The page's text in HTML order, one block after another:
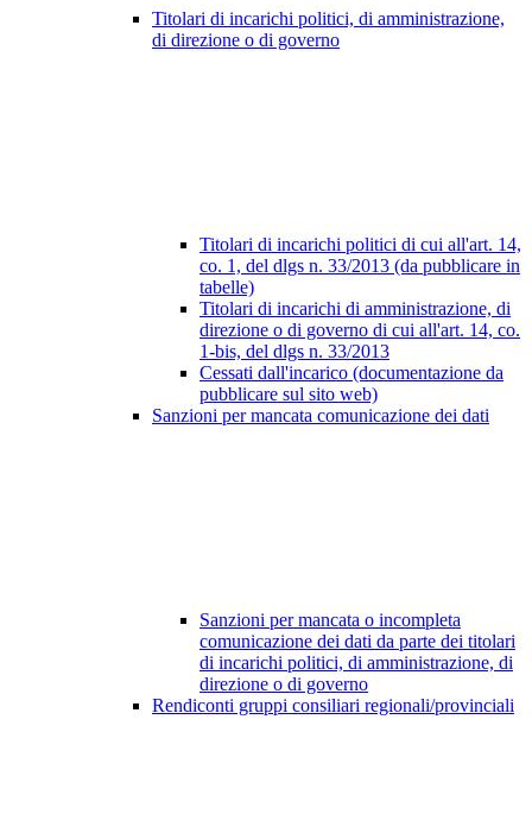
Titolari di incarichi politici, di amministrazione,
di direzione o di governo
Titolari di incarichi politici di cui all'art. 14,
co. 1, del dlgs n. 33/2013 (da pubblicare in
tabelle)
Titolari di incarichi di amministrazione, di
direzione o di governo di cui all'art. 14, co.
1-bis, del dlgs n. 33/2013
Cessati dall'incarico (documentazione da
pubblicare sul sito web)
Sanzioni per mancata comunicazione dei dati
Sanzioni per mancata o incompleta
comunicazione dei dati da parte dei titolari
di incarichi politici, di amministrazione, di
direzione o di governo
Rendiconti gruppi consiliari regionali/provinciali